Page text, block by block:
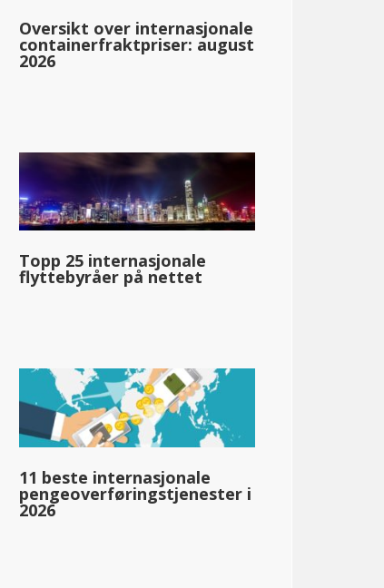
dollar
Oversikt over internasjonale
containerfraktpriser: august
2026
Topp 25 internasjonale
flyttebyråer på nettet
11 beste internasjonale
pengeoverføringstjenester i
2026